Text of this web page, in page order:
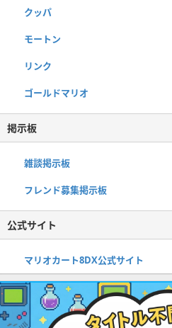
クッパ
モートン
リンク
ゴールドマリオ
掲示板
雑談掲示板
フレンド募集掲示板
公式サイト
マリオカート8DX公式サイト